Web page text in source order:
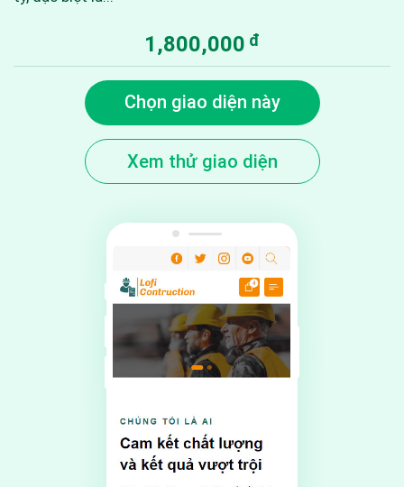
1,800,000đ
Chọn giao diện này
Xem thử giao diện